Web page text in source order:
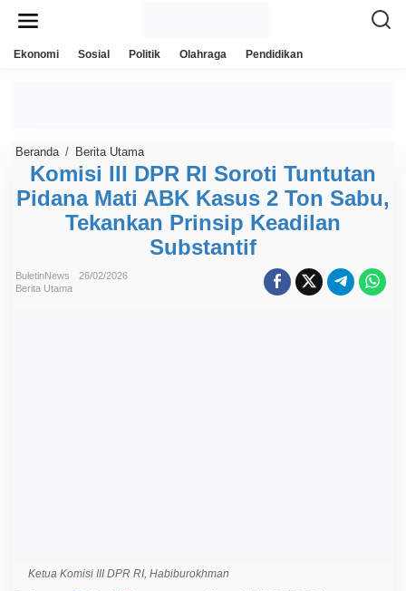
Ekonomi Sosial Politik Olahraga Pendidikan
Beranda / Berita Utama
o
m
s
i
I
a
Komisi III DPR RI Soroti Tuntutan
Pidana Mati ABK Kasus 2 Ton Sabu,
Tekankan Prinsip Keadilan
Substantif
BuletinNews
26/02/2026
Berita Utama
Ketua Komisi III DPR RI, Habiburokhman